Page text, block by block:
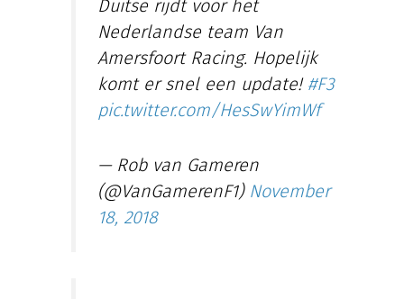
Duitse rijdt voor het
Nederlandse team Van
Amersfoort Racing. Hopelijk
komt er snel een update! #F3
pic.twitter.com/HesSwYimWf
— Rob van Gameren
(@VanGamerenF1) November
18, 2018